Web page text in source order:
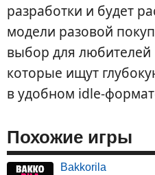
разработки и будет
модели разовой
выбор для любителей
которые ищут
в удобном idle-
Похожие игры
Bakkorila